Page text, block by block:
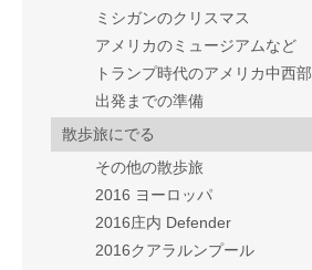
ミシガンのクリスマス
アメリカのミュージアムなど
トランプ時代のアメリカ中西部
出発までの準備
散歩旅にでる
その他の散歩旅
2016 ヨーロッパ
2016庄内 Defender
2016クアラルンプール